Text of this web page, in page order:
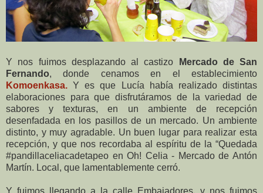
Y nos fuimos desplazando al castizo
Mercado de San
Fernando, donde cenamos en el establecimiento
Komoenkasa. Y es que Lucía había realizado distintas
elaboraciones para que disfrutáramos de la variedad de
sabores y texturas, en un ambiente de recepción
desenfadada en los pasillos de un mercado. Un ambiente
distinto, y muy agradable. Un buen lugar para realizar esta
recepción, y que nos recordaba al espíritu de la “Quedada
#pandillaceliacadetapeo en Oh! Celia - Mercado de Antón
Martín. Local, que lamentablemente cerró.
Y fuimos llegando a la calle Embajadores, y nos fuimos